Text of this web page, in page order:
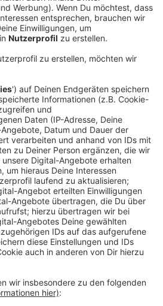
16.10.2020 04:52
die zuletzt auf dem
wurden deswegen in einer
untergebracht. Die Familie wird
unterstützt, so eine
haben Sozialarbeiter von
dem Gelände hinter den
der Zeit anscheinend immer
Stil illegal ihren Müll
Die Fläche dort ist so groß
überall wuchern im Moment
Die Rodung beginnt am
und kostet rund 60.000
zum Thema: